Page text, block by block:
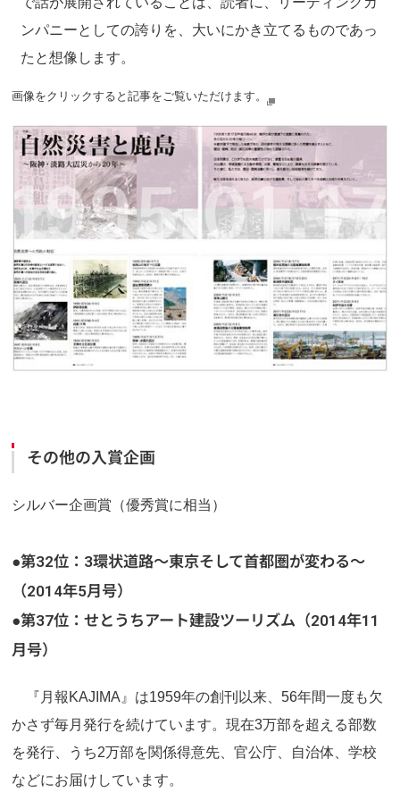
ンパニーとしての誇りを、大いにかき立てるものであっ
たと想像します。
画像をクリックすると記事をご覧いただけます。
その他の入賞企画
シルバー企画賞（優秀賞に相当）
●第32位：3環状道路～東京そして首都圏が変わる～
（2014年5月号）
●第37位：せとうちアート建設ツーリズム（2014年11
月号）
『月報KAJIMA』は1959年の創刊以来、56年間一度も欠
かさず毎月発行を続けています。現在3万部を超える部数
を発行、うち2万部を関係得意先、官公庁、自治体、学校
などにお届けしています。